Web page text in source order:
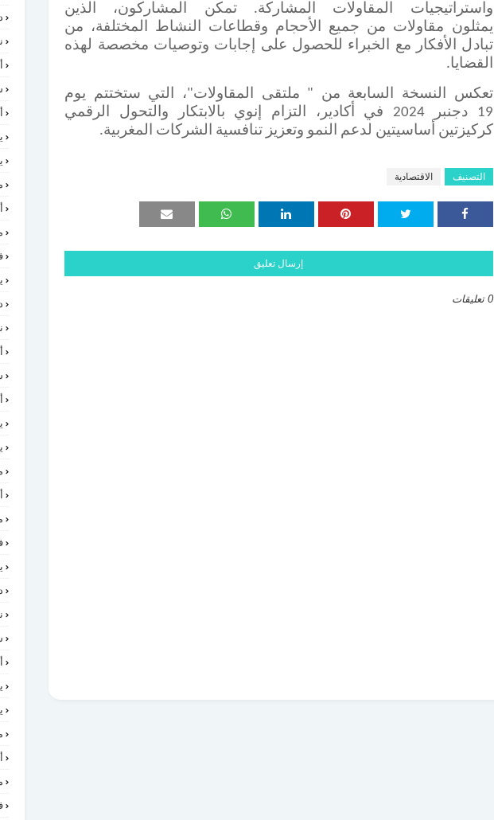
واستراتيجيات المقاولات المشاركة. تمكن المشاركون، الذين
يمثلون مقاولات من جميع الأحجام وقطاعات النشاط المختلفة، من
تبادل الأفكار مع الخبراء للحصول على إجابات وتوصيات مخصصة لهذه
القضايا.
تعكس النسخة السابعة من " ملتقى المقاولات"، التي ستختتم يوم
19
دجنبر 2024 في أكادير، التزام إنوي بالابتكار والتحول الرقمي
كركيزتين أساسيتين لدعم النمو وتعزيز تنافسية الشركات المغربية.
التصنيف الاقتصادية
إرسال تعليق
0 تعليقات